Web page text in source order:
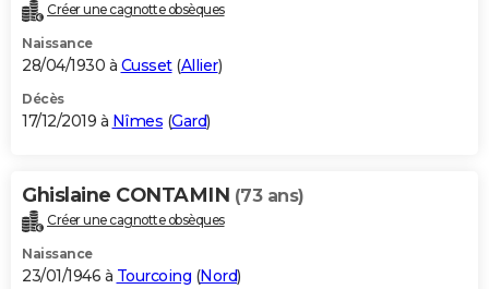
Créer une cagnotte obsèques
Naissance
28/04/1930 à Cusset(Allier)
Décès
17/12/2019 à Nîmes (Gard)
Ghislaine CONTAMIN (73 ans)
Créer une cagnotte obsèques
Naissance
23/01/1946 à Tourcoing (Nord)